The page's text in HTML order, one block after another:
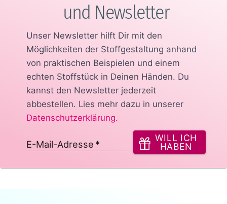
und Newsletter
Unser Newsletter hilft Dir mit den
Möglichkeiten der Stoffgestaltung anhand
von praktischen Beispielen und einem
echten Stoffstück in Deinen Händen. Du
kannst den Newsletter jederzeit
abbestellen. Lies mehr dazu in unserer
Datenschutzerklärung.
E-Mail-Adresse *
WILL ICH
HABEN